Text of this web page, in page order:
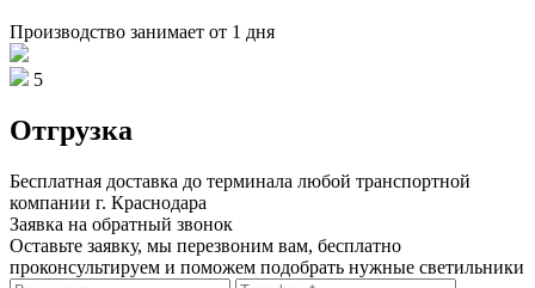
Производство занимает от 1 дня
5
Отгрузка
Бесплатная доставка до терминала любой транспортной
компании г. Краснодара
Заявка на обратный звонок
Оставьте заявку, мы перезвоним вам, бесплатно
проконсультируем и поможем подобрать нужные светильники